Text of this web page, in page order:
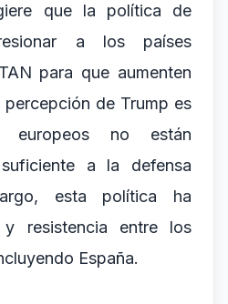
que la política de
a los países
para que aumenten
de Trump es
no están
a la defensa
esta política ha
y resistencia entre los
España.